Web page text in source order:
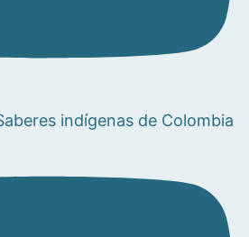
Saberes indígenas de Colombia